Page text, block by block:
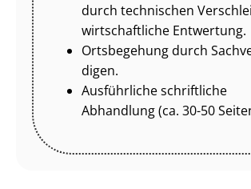
durch technischen
wirtschaftliche Entwertung.
Ortsbegehung durch
di­gen.
Ausführliche schriftliche
Abhandlung (ca. 30-50